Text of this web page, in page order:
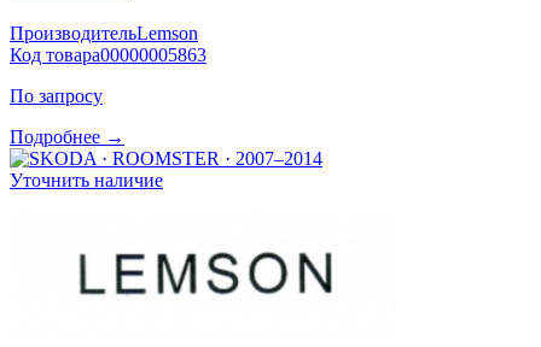
ПроизводительLemson
Код товара00000005863
По запросу
Подробнее →
Уточнить наличие